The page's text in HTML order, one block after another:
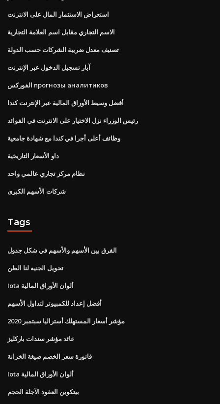
استعراض الاستثمار المال على الانترنت
الاسم التجاري مقابل اسم العلامة التجارية
تصنيف معدل ضريبة الشركات حسب الدولة
آبار تسجيل الدخول عبر الإنترنت
الفوركس прогнозы аналитиков
أفضل وسيط الأوراق المالية عبر الإنترنت كندا
رئيس الوزراء نزل الاختيار على الانترنت في الفوائد
وظائف أعلى أجرا في كندا مع شهادة جامعية
داو الأسعار التاريخية
نظام مركز تجاري عالمي واحد
شركات الأسهم الكبرى
Tags
الفرق بين الأسهم والأسهم في شكل جدول
تحويل الجنيه لنا الطن
Iota ألوان الأوراق المالية
أفضل إعداد للكمبيوتر لتداول الأسهم
مؤشر أسعار المستهلك أستراليا سبتمبر 2020
عائد مؤشر سندات باركليز
فاتورة سعر الخصم صيغة الخزانة
Iota ألوان الأوراق المالية
بيتكوين العقود الآجلة الحجم